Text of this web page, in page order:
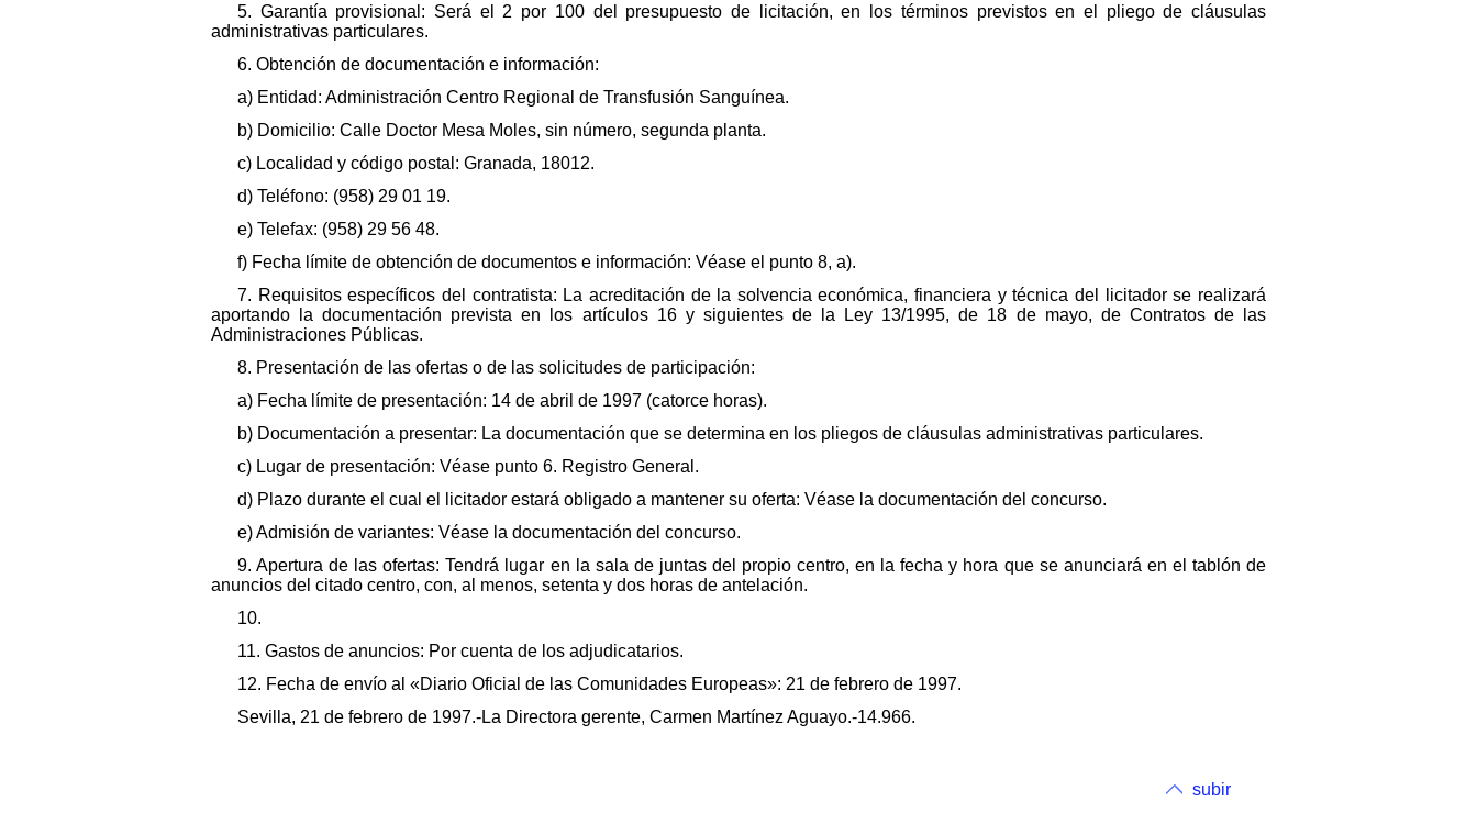
5. Garantía provisional: Será el 2 por 100 del presupuesto de licitación, en los términos previstos en el pliego de cláusulas
administrativas particulares.
6. Obtención de documentación e información:
a) Entidad: Administración Centro Regional de Transfusión Sanguínea.
b) Domicilio: Calle Doctor Mesa Moles, sin número, segunda planta.
c) Localidad y código postal: Granada, 18012.
d) Teléfono: (958) 29 01 19.
e) Telefax: (958) 29 56 48.
f) Fecha límite de obtención de documentos e información: Véase el punto 8, a).
7. Requisitos específicos del contratista: La acreditación de la solvencia económica, financiera y técnica del licitador se realizará
aportando la documentación prevista en los artículos 16 y siguientes de la Ley 13/1995, de 18 de mayo, de Contratos de las
Administraciones Públicas.
8. Presentación de las ofertas o de las solicitudes de participación:
a) Fecha límite de presentación: 14 de abril de 1997 (catorce horas).
b) Documentación a presentar: La documentación que se determina en los pliegos de cláusulas administrativas particulares.
c) Lugar de presentación: Véase punto 6. Registro General.
d) Plazo durante el cual el licitador estará obligado a mantener su oferta: Véase la documentación del concurso.
e) Admisión de variantes: Véase la documentación del concurso.
9. Apertura de las ofertas: Tendrá lugar en la sala de juntas del propio centro, en la fecha y hora que se anunciará en el tablón de
anuncios del citado centro, con, al menos, setenta y dos horas de antelación.
10.
11. Gastos de anuncios: Por cuenta de los adjudicatarios.
12. Fecha de envío al «Diario Oficial de las Comunidades Europeas»: 21 de febrero de 1997.
Sevilla, 21 de febrero de 1997.-La Directora gerente, Carmen Martínez Aguayo.-14.966.
subir